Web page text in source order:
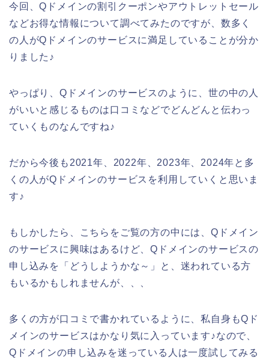
今回、Qドメインの割引クーポンやアウトレットセール
などお得な情報について調べてみたのですが、数多く
の人がQドメインのサービスに満足していることが分か
りました♪
やっぱり、Qドメインのサービスのように、世の中の人
がいいと感じるものは口コミなどでどんどんと伝わっ
ていくものなんですね♪
だから今後も2021年、2022年、2023年、2024年と多
くの人がQドメインのサービスを利用していくと思いま
す♪
もしかしたら、こちらをご覧の方の中には、Qドメイン
のサービスに興味はあるけど、Qドメインのサービスの
申し込みを「どうしようかな～」と、迷われている方
もいるかもしれませんが、、、
多くの方が口コミで書かれているように、私自身もQド
メインのサービスはかなり気に入っています♪なので、
Qドメインの申し込みを迷っている人は一度試してみる